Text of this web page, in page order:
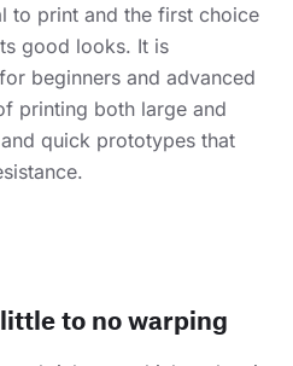
to print and the first choice
good looks. It is
beginners and advanced
printing both large and
quick prototypes that
to no warping